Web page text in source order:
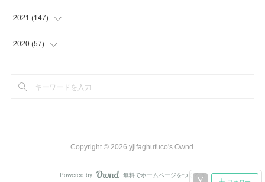
2021 (147)
(45 )
(
2020 (57)
(
Copyright © 2026 yjifaghufuco's Ownd .
Powered by AmebaOwnd
無料でホームページをつくろう